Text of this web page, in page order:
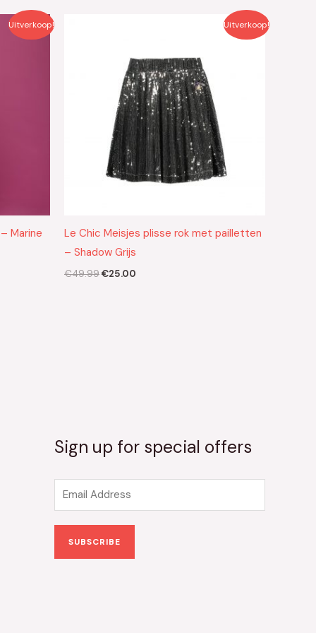
Uitverkoop!
Marine
Uitverkoop!
Le Chic Meisjes plisse rok met pailletten
– Shadow Grijs
€49.99
€49.99.
€25.00
€25.00.
Sign up for special offers
m
a
SUBSCRIBE